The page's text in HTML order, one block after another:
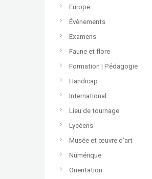
Europe
Évènements
Examens
Faune et flore
Formation | Pédagogie
Handicap
International
Lieu de tournage
Lycéens
Musée et œuvre d’art
Numérique
Orientation